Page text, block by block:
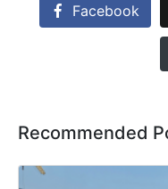
Facebook
Recommended